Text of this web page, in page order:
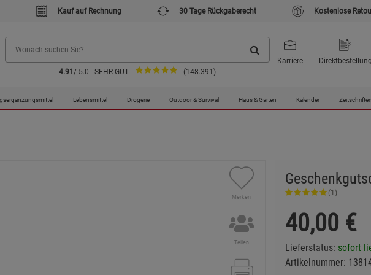
Kauf auf Rechnung 30 Tage Rückgaberecht Kostenlose
4.91 / 5.0 - SEHR GUT (148.391)
Karriere Direktbestellung
Lebensmittel Drogerie Outdoor & Survival Haus & Garten Kalender Zeitschriften
Merken
Teilen
(1)
40,00 €
Lieferstatus: sofort
Artikelnummer: